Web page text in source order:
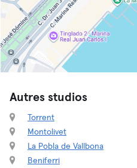
Autres studios
Torrent
Montolivet
La Pobla de Vallbona
Beniferri